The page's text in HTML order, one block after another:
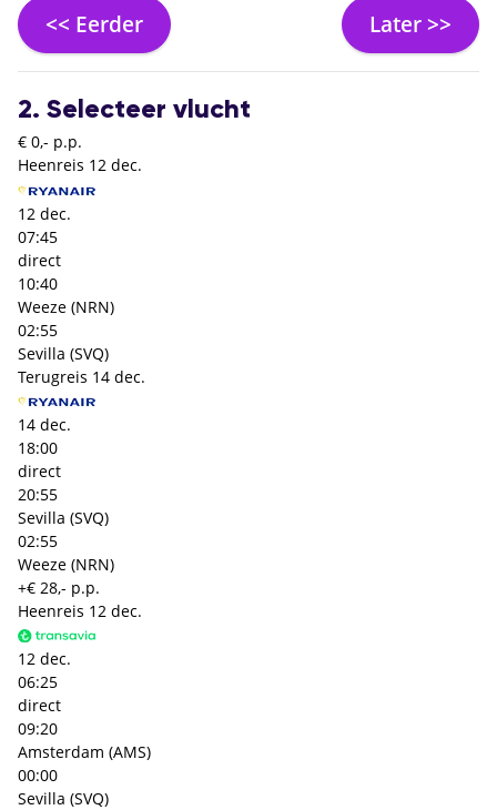
<< Eerder Later >>
2. Selecteer vlucht
€ 0,- p.p.
Heenreis 12 dec.
12 dec.
07:45
direct
10:40
Weeze (NRN)
02:55
Sevilla (SVQ)
Terugreis 14 dec.
14 dec.
18:00
direct
20:55
Sevilla (SVQ)
02:55
Weeze (NRN)
+€ 28,- p.p.
Heenreis 12 dec.
12 dec.
06:25
direct
09:20
Amsterdam (AMS)
00:00
Sevilla (SVQ)